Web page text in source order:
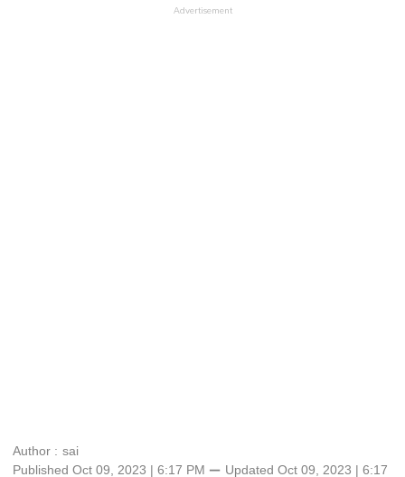
Author : sai
Published Oct 09, 2023 | 6:17 PM ⚊ Updated Oct 09, 2023 | 6:17